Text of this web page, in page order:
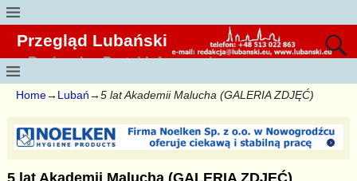
Przegląd Lubański
Regionalny Portal Informacyjny
Home→ Lubań→5 lat Akademii Malucha (GALERIA ZDJĘĆ)
5 lat Akademii Malucha (GALERIA ZDJĘĆ)